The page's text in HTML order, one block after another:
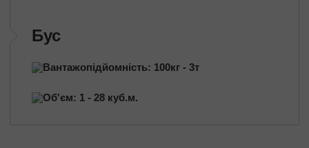
Бус
Вантажопідйомність: 100кг - 3т
Об'єм: 1 - 28 куб.м.